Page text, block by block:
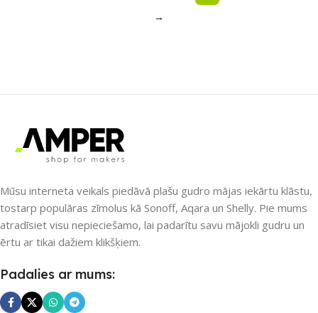
→
Mūsu interneta veikals piedāvā plašu gudro mājas iekārtu klāstu,
tostarp populāras zīmolus kā Sonoff, Aqara un Shelly. Pie mums
atradīsiet visu nepieciešamo, lai padarītu savu mājokli gudru un
ērtu ar tikai dažiem klikšķiem.
Padalies ar mums: